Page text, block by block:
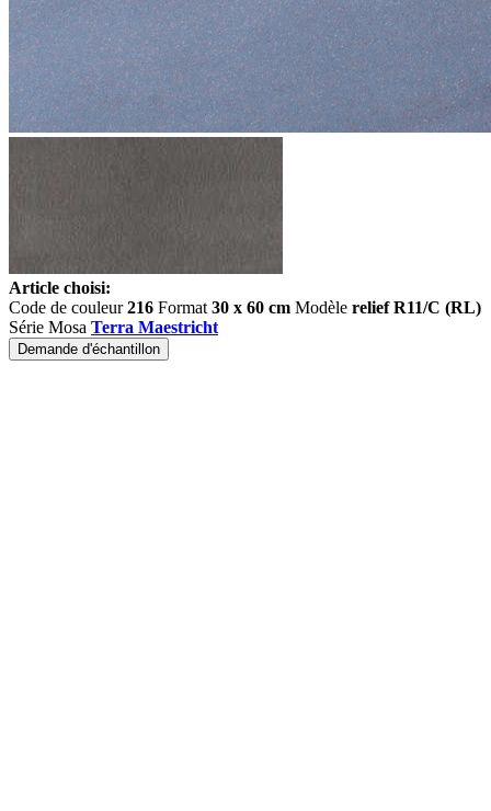
Article choisi:
Code de couleur216 Format 30 x 60 cm Modèle relief R11/C (RL)
Série Mosa Terra Maestricht
Demande d'échantillon